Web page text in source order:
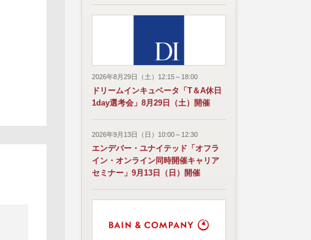
2026年8月29日（土）12:15～18:00
ドリームインキュベータ「T＆A休日
1day選考会」8月29日（土）開催
2026年9月13日（日）10:00～12:30
エンデバー・ユナイテッド「オフラ
イン・オンライン同時開催キャリア
セミナー」9月13日（日）開催